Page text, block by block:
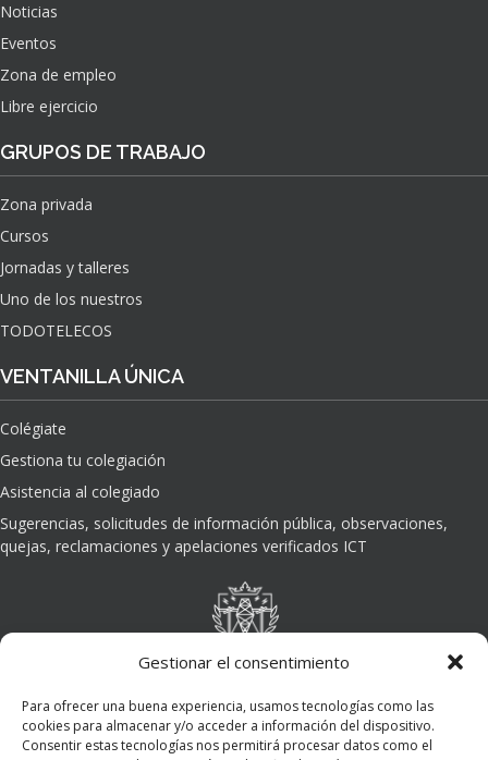
Gestionar el consentimiento
Para ofrecer una buena experiencia, usamos tecnologías como las
cookies para almacenar y/o acceder a información del dispositivo.
Consentir estas tecnologías nos permitirá procesar datos como el
Noticias
Eventos
Zona de empleo
Libre ejercicio
GRUPOS DE TRABAJO
Zona privada
Cursos
Jornadas y talleres
Uno de los nuestros
TODOTELECOS
VENTANILLA ÚNICA
Colégiate
Gestiona tu colegiación
Asistencia al colegiado
Sugerencias, solicitudes de información pública, observaciones,
quejas, reclamaciones y apelaciones verificados ICT